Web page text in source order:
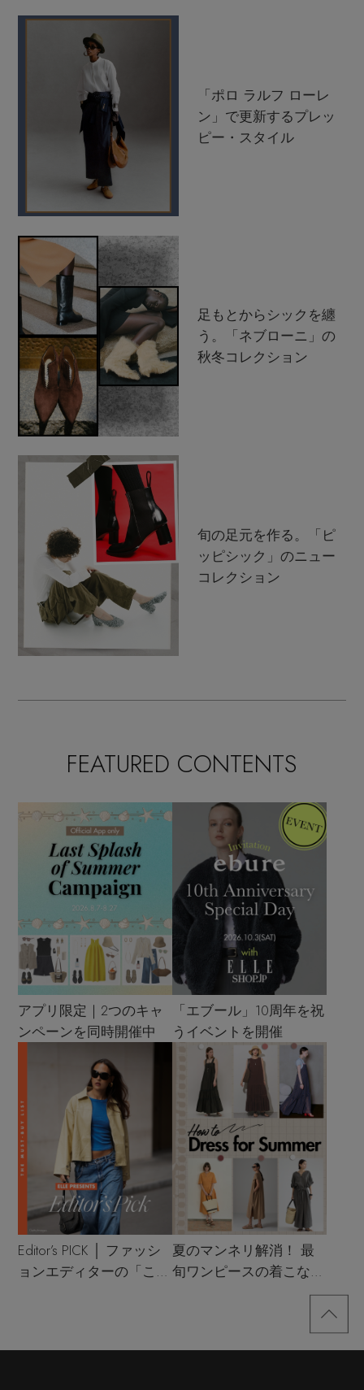
「ポロ ラルフ ローレ
ン」で更新するプレッ
ピー・スタイル
足もとからシックを纏
う。「ネブローニ」の
秋冬コレクション
旬の足元を作る。「ピ
ッピシック」のニュー
コレクション
FEATURED CONTENTS
アプリ限定｜2つのキャ
ンペーンを同時開催中
「エブール」10周年を祝
うイベントを開催
Editor’s PICK │ ファッシ
ョンエディターの「これ
夏のマンネリ解消！ 最
旬ワンピースの着こなし